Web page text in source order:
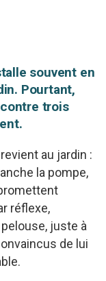
souvent en
Pourtant,
trois
au jardin :
la pompe,
réflexe,
juste à
de lui